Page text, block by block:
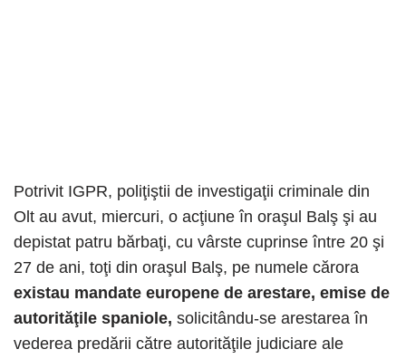
Potrivit IGPR, poliţiştii de investigaţii criminale din
Olt au avut, miercuri, o acţiune în oraşul Balş şi au
depistat patru bărbaţi, cu vârste cuprinse între 20 şi
27 de ani, toţi din oraşul Balş, pe numele cărora
existau mandate europene de arestare, emise de
autorităţile spaniole, solicitându-se arestarea în
vederea predării către autorităţile judiciare ale